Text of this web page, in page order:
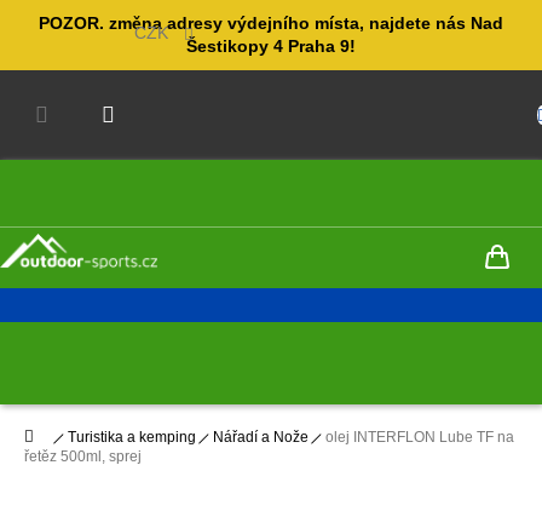
POZOR. změna adresy výdejního místa, najdete nás Nad
Šestikopy 4 Praha 9!
CZK
NÁKUPNÍ
KOŠÍK
Domů
Turistika a kemping Nářadí a Nože
olej INTERFLON Lube TF na
řetěz 500ml, sprej